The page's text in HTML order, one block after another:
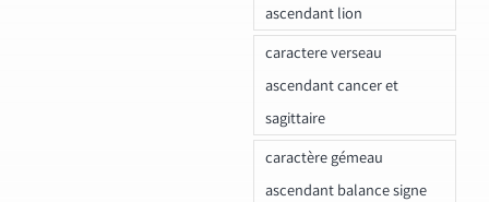
ascendant lion
caractere verseau
ascendant cancer et
sagittaire
caractère gémeau
ascendant balance signe